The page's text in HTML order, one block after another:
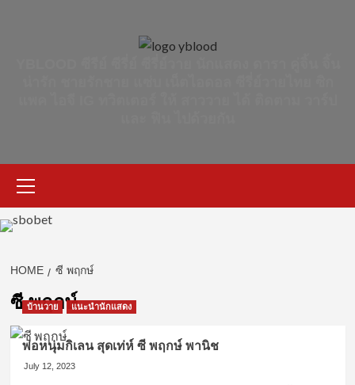
Menu
HOME ซี พฤกษ์
ซี พฤกษ์
บ้านวาย แนะนำนักแสดง
พ่อหนุ่มกิเลน สุดเท่ห์ ซี พฤกษ์ พานิช
July 12, 2023